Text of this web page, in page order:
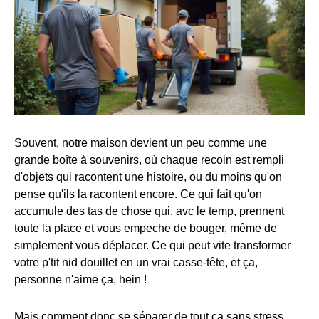
Souvent, notre maison devient un peu comme une
grande boîte à souvenirs, où chaque recoin est rempli
d'objets qui racontent une histoire, ou du moins qu'on
pense qu'ils la racontent encore. Ce qui fait qu'on
accumule des tas de chose qui, avc le temp, prennent
toute la place et vous empeche de bouger, même de
simplement vous déplacer. Ce qui peut vite transformer
votre p'tit nid douillet en un vrai casse-tête, et ça,
personne n'aime ça, hein !